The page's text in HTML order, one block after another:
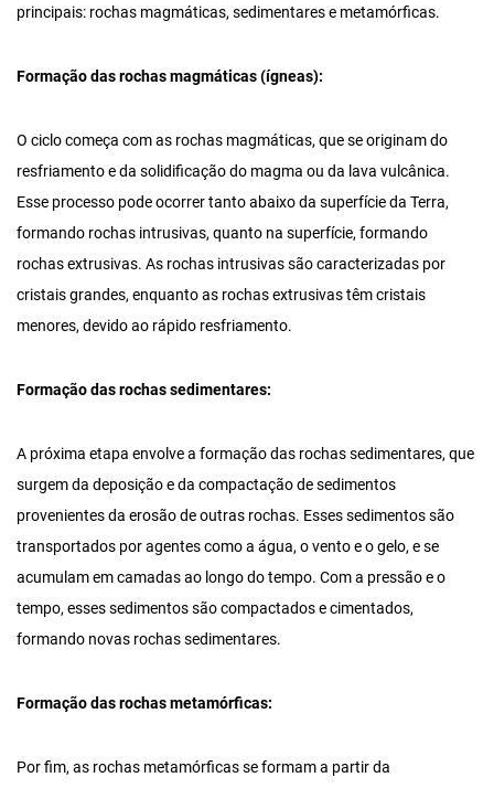
principais: rochas magmáticas, sedimentares e metamórficas.
Formação das rochas magmáticas (ígneas):
O ciclo começa com as rochas magmáticas, que se originam do
resfriamento e da solidificação do magma ou da lava vulcânica.
Esse processo pode ocorrer tanto abaixo da superfície da Terra,
formando rochas intrusivas, quanto na superfície, formando
rochas extrusivas. As rochas intrusivas são caracterizadas por
cristais grandes, enquanto as rochas extrusivas têm cristais
menores, devido ao rápido resfriamento.
Formação das rochas sedimentares:
A próxima etapa envolve a formação das rochas sedimentares, que
surgem da deposição e da compactação de sedimentos
provenientes da erosão de outras rochas. Esses sedimentos são
transportados por agentes como a água, o vento e o gelo, e se
acumulam em camadas ao longo do tempo. Com a pressão e o
tempo, esses sedimentos são compactados e cimentados,
formando novas rochas sedimentares.
Formação das rochas metamórficas:
Por fim, as rochas metamórficas se formam a partir da